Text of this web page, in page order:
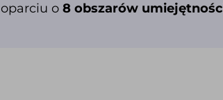
o 8 obszarów